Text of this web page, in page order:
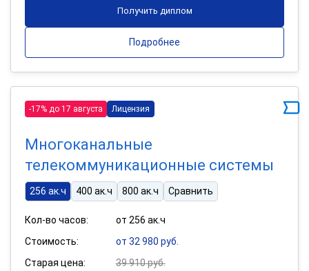
Получить диплом
Подробнее
-17% до 17 августа Лицензия
Многоканальные
телекоммуникационные системы
256 ак.ч 400 ак.ч 800 ак.ч Сравнить
Кол-во часов:
от 256 ак.ч
Стоимость:
от 32 980 руб.
Старая цена:
39 910 руб.